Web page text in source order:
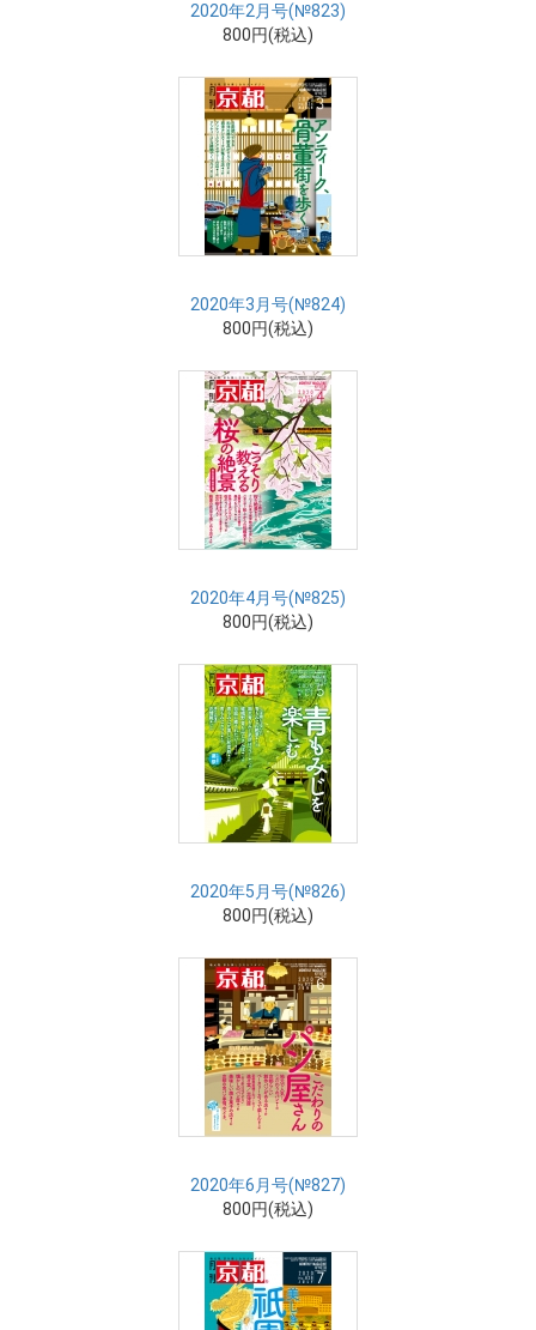
2020年2月号(№823)
800円(税込)
2020年3月号(№824)
800円(税込)
2020年4月号(№825)
800円(税込)
2020年5月号(№826)
800円(税込)
2020年6月号(№827)
800円(税込)